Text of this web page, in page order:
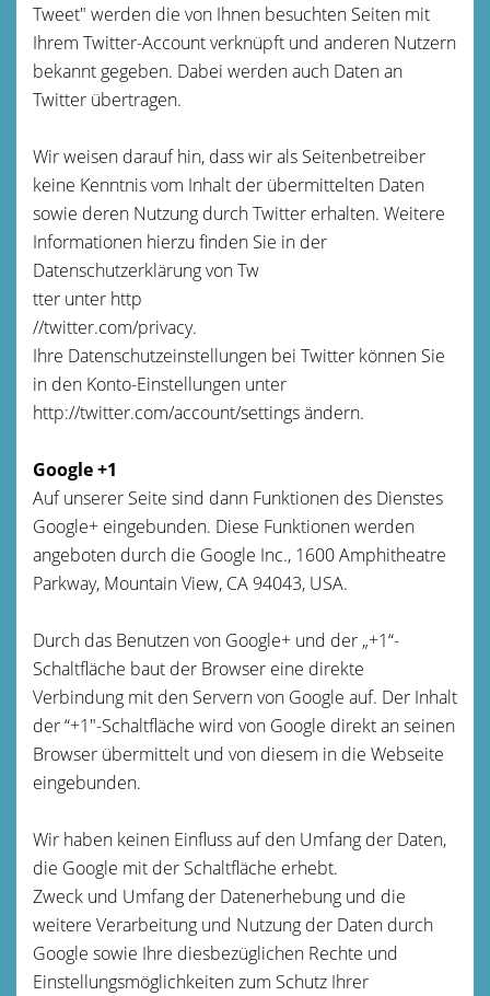
Tweet" werden die von Ihnen besuchten Seiten mit
Ihrem Twitter-Account verknüpft und anderen Nutzern
bekannt gegeben. Dabei werden auch Daten an
Twitter übertragen.
Wir weisen darauf hin, dass wir als Seitenbetreiber
keine Kenntnis vom Inhalt der übermittelten Daten
sowie deren Nutzung durch Twitter erhalten. Weitere
Informationen hierzu finden Sie in der
Datenschutzerklärung von Tw
tter unter http
//twitter.com/privacy.
Ihre Datenschutzeinstellungen bei Twitter können Sie
in den Konto-Einstellungen unter
http://twitter.com/account/settings ändern.
Google +1
Auf unserer Seite sind dann Funktionen des Dienstes
Google+ eingebunden. Diese Funktionen werden
angeboten durch die Google Inc., 1600 Amphitheatre
Parkway, Mountain View, CA 94043, USA.
Durch das Benutzen von Google+ und der „+1“-
Schaltfläche baut der Browser eine direkte
Verbindung mit den Servern von Google auf. Der Inhalt
der “+1″-Schaltfläche wird von Google direkt an seinen
Browser übermittelt und von diesem in die Webseite
eingebunden.
Wir haben keinen Einfluss auf den Umfang der Daten,
die Google mit der Schaltfläche erhebt.
Zweck und Umfang der Datenerhebung und die
weitere Verarbeitung und Nutzung der Daten durch
Google sowie Ihre diesbezüglichen Rechte und
Einstellungsmöglichkeiten zum Schutz Ihrer